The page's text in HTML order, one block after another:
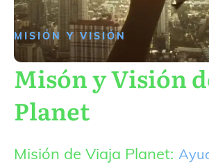
MISIÓN Y VISIÓN
Misón y Visión
Planet
Misión de Viaja Planet: